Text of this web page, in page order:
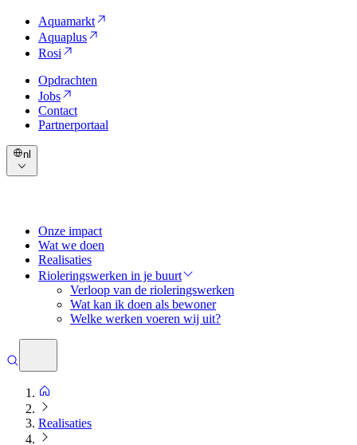
Aquamarkt
Aquaplus
Rosi
Opdrachten
Jobs
Contact
Partnerportaal
nl
Onze impact
Wat we doen
Realisaties
Rioleringswerken in je buurt
Verloop van de rioleringswerken
Wat kan ik doen als bewoner
Welke werken voeren wij uit?
Realisaties